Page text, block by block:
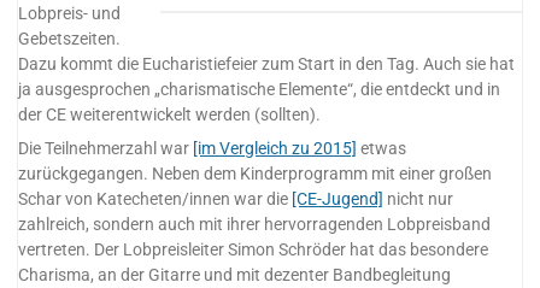
Lobpreis- und
Gebetszeiten.
Dazu kommt die Eucharistiefeier zum Start in den Tag. Auch sie hat
ja ausgesprochen „charismatische Elemente“, die entdeckt und in
der CE weiterentwickelt werden (sollten).
Die Teilnehmerzahl war [im Vergleich zu 2015] etwas
zurückgegangen. Neben dem Kinderprogramm mit einer großen
Schar von Katecheten/innen war die [CE-Jugend] nicht nur
zahlreich, sondern auch mit ihrer hervorragenden Lobpreisband
vertreten. Der Lobpreisleiter Simon Schröder hat das besondere
Charisma, an der Gitarre und mit dezenter Bandbegleitung